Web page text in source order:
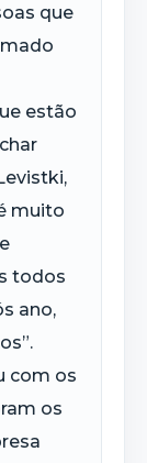
que
estão
muito
todos
ano,
com os
os